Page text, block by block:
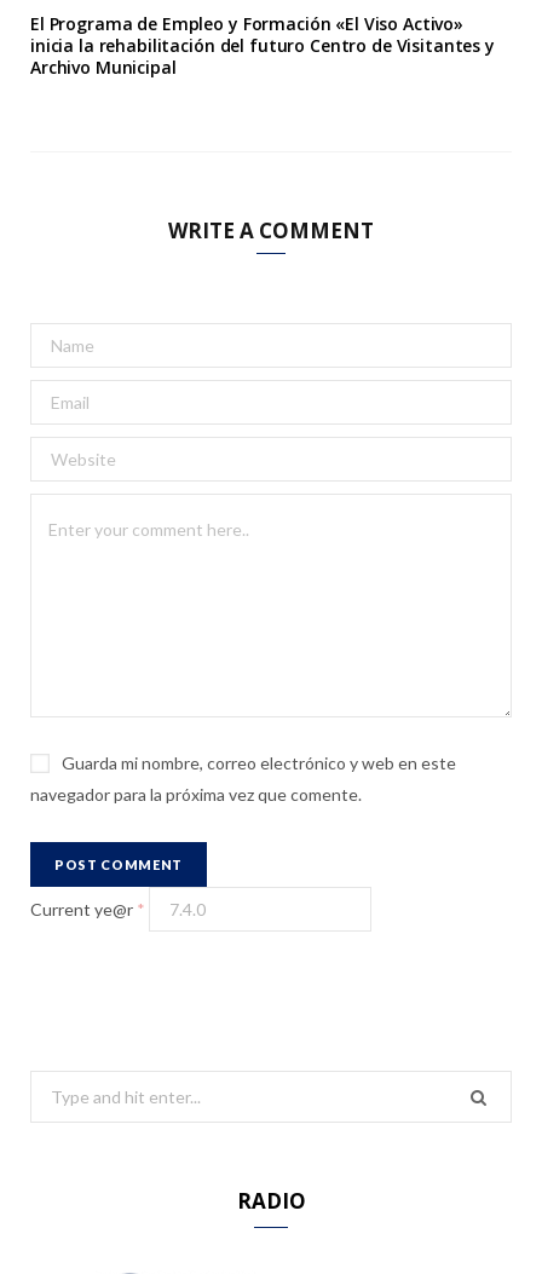
El Programa de Empleo y Formación «El Viso Activo»
inicia la rehabilitación del futuro Centro de Visitantes y
Archivo Municipal
WRITE A COMMENT
Guarda mi nombre, correo electrónico y web en este
navegador para la próxima vez que comente.
Current ye@r *
RADIO